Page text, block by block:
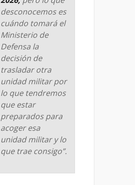
desconocemos es
cuándo tomará el
Ministerio de
Defensa la
decisión de
trasladar otra
unidad militar por
lo que tendremos
que estar
preparados para
acoger esa
unidad militar y lo
que trae consigo”.